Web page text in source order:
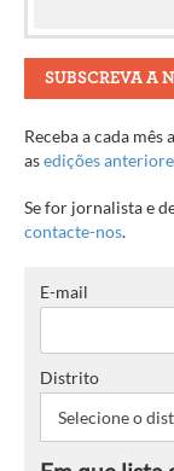
SUBSCREVA A
Receba a cada
asedições
Se for jornalista e
contacte-nos.
E-mail
Distrito